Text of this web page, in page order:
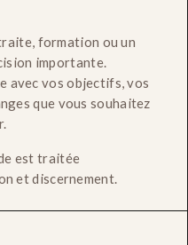
formation ou un
importante.
avec vos objectifs, vos
que vous souhaitez
est traitée
et discernement.